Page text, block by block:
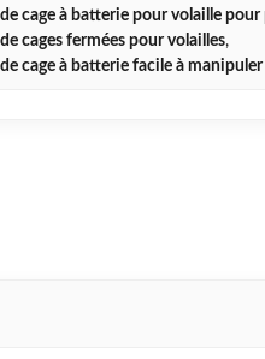
cage à batterie pour volaille pour
cages fermées pour volailles,
cage à batterie facile à manipuler